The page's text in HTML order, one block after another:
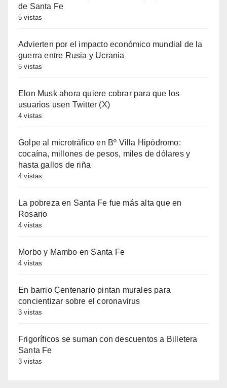
de Santa Fe
5 vistas
Advierten por el impacto económico mundial de la
guerra entre Rusia y Ucrania
5 vistas
Elon Musk ahora quiere cobrar para que los
usuarios usen Twitter (X)
4 vistas
Golpe al microtráfico en Bº Villa Hipódromo:
cocaína, millones de pesos, miles de dólares y
hasta gallos de riña
4 vistas
La pobreza en Santa Fe fue más alta que en
Rosario
4 vistas
Morbo y Mambo en Santa Fe
4 vistas
En barrio Centenario pintan murales para
concientizar sobre el coronavirus
3 vistas
Frigoríficos se suman con descuentos a Billetera
Santa Fe
3 vistas